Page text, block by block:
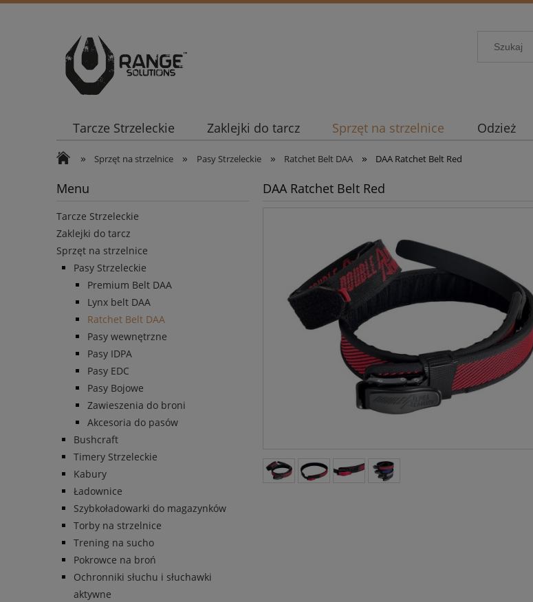
Tarcze Strzeleckie Zaklejki do tarcz Sprzęt na strzelnice Odzież
» Sprzęt na strzelnice » Pasy Strzeleckie » Ratchet Belt DAA » DAA Ratchet Belt Red
Menu
Tarcze Strzeleckie
Zaklejki do tarcz
Sprzęt na strzelnice
Pasy Strzeleckie
Premium Belt DAA
Lynx belt DAA
Ratchet Belt DAA
Pasy wewnętrzne
Pasy IDPA
Pasy EDC
Pasy Bojowe
Zawieszenia do broni
Akcesoria do pasów
Bushcraft
Timery Strzeleckie
Kabury
Ładownice
Szybkoładowarki do magazynków
Torby na strzelnice
Trening na sucho
Pokrowce na broń
Ochronniki słuchu i słuchawki
aktywne
DAA Ratchet Belt Red